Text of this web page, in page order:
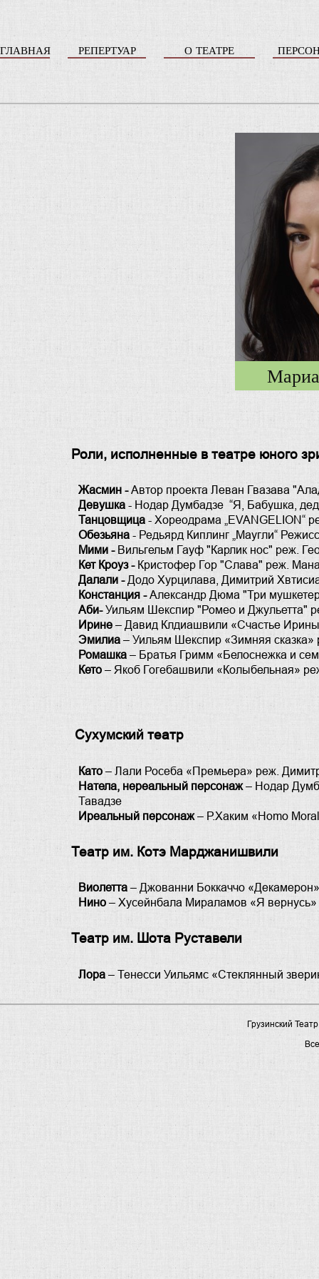
ГЛАВНАЯ РЕПЕРТУАР О ТЕАТРЕ
Роли, исполненные в театре юного
Жасмин -Автор проекта Леван Гвазава
Девушка - Нодар Думбадзе “Я, Бабушка,
Танцовщица - Хореодрама „EVANGELION“
Обезьяна - Редьярд Киплинг „Маугли“
Мими - Вильгельм Гауф "Карлик нос" реж.
Кет Кроуз - Кристофер Гор "Слава" реж.
Далали -Додо Хурцилава, Димитрий
Констанция -Александр Дюма "Три
Аби-Уильям Шекспир "Ромео и Джульетта"
Ирине – Давид Клдиашвили «Счастье
Эмилиа – Уильям Шекспир «Зимняя сказка»
Ромашка – Братья Гримм «Белоснежка и
Кето – Якоб Гогебашвили «Колыбельная»
Сухумский театр
Като– Лали Росеба «Премьера» реж.
Натела, нереальный персонаж– Нодар
Тавадзе
Иреальный персонаж– Р.Хаким «Homo
Театр им. Котэ Марджанишвили
Виолетта – Джованни Боккаччо
Нино – Хусейнбала Мираламов «Я
Театр им. Шота Руставели
Лора – Тенесси Уильямс «Стеклянный
Грузинский